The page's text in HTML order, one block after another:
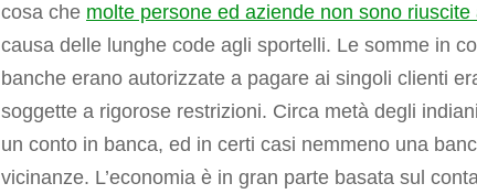
cosa che molte persone ed aziende non sono riuscite
causa delle lunghe code agli sportelli. Le somme in
banche erano autorizzate a pagare ai singoli clienti
soggette a rigorose restrizioni. Circa metà degli
un conto in banca, ed in certi casi nemmeno una
vicinanze. L’economia è in gran parte basata sul